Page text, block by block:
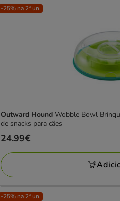
-25% na 2ª un.
Outward Hound Wobble Bowl
de snacks para cães
Preço
24.99€
24.99€
-25% na 2ª un.